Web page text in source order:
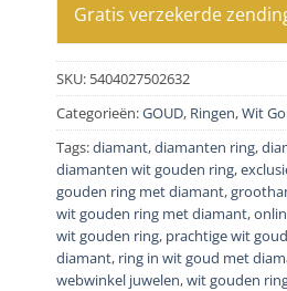
Gratis verzekerde
SKU: 5404027502632
Categorieën:GOUD, Ringen,Wit
Tags:diamant,diamanten ring,
diamanten wit gouden ring,
gouden ring met diamant,
wit gouden ring met diamant,
wit gouden ring, prachtige wit
diamant, ring in wit goud met
webwinkel juwelen,wit gouden